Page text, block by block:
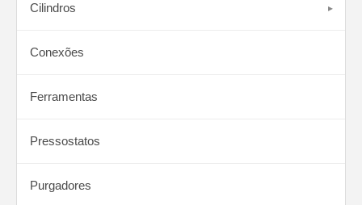
Cilindros
Conexões
Ferramentas
Pressostatos
Purgadores